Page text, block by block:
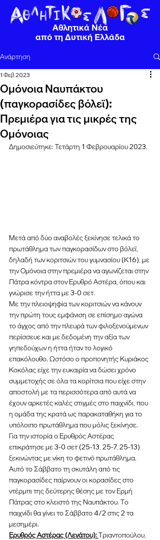
Αθλητικά Νέα
από τη Δυτική Ελλάδα
Ανάρτηση
Ομόνοια Ναυπάκτου
(παγκορασίδες βόλεϊ):
Πρεμιέρα για τις μικρές της
Ομόνοιας
1 Φεβ 2023
Δημοσιεύτηκε: Τετάρτη 1 Φεβρουαρίου 2023.
Μετά από δύο αναβολές ξεκίνησε τελικά το
πρωτάθλημα των παγκορασίδων στο βόλεϊ,
δηλαδή των κοριτσιών του γυμνασίου (Κ16), με
την Ομόνοια στην πρεμιέρα να αγωνίζεται στην
Πάτρα κόντρα στον Ερυθρό Αστέρα, όπου και
γνώρισε την ήττα με 3-0 σετ.
Με την πλειοψηφία των κοριτσιών να κάνουν
την πρώτη τους εμφάνιση σε επίσημο αγώνα
το άγχος από την πλευρά των φιλοξενούμενων
περίσσευε και με δεδομένη την αξία των
γηπεδούχων η ήττα ήταν το λογικό
επακόλουθο. Ωστόσο ο προπονητής Κυριάκος
Κοκόλας είχε την ευκαιρία να δώσει χρόνο
συμμετοχής σε όλα τα κορίτσια που είχε στην
αποστολή με τα περισσότερα από αυτά να
έχουν αρκετές καλές στιγμές στο παιχνίδι, που
η ομάδα της κρατά ως παρακαταθήκη για το
υπόλοιπο πρωτάθλημα που μόλις ξεκίνησε.
Για την ιστορία ο Ερυθρός Αστέρας
επικράτησε με 3-0 σετ (25-13, 25-7, 25-13)
ξεκινώντας με νίκη το φετινό πρωτάθλημα.
Αυτό το Σάββατο τη σκυτάλη από τις
παγκορασίδες παίρνουν οι κορασίδες στο
ντέρμπι της δεύτερης θέσης με τον Ερμή
Πάτρας στο κλειστό της Ναυπάκτου. Το
παιχνίδι θα γίνει το Σάββατο 4/2 στις 2 τα
μεσημέρι.
Ερυθρός Αστέρας (Λεγάτου): Τριαντοπούλου,